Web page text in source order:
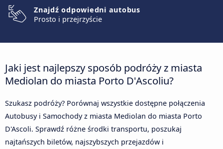
Znajdź odpowiedni autobus
Prosto i przejrzyście
Jaki jest najlepszy sposób podróży z miasta
Mediolan do miasta Porto D'Ascoliu?
Szukasz podróży? Porównaj wszystkie dostępne połączenia
Autobusy i Samochody z miasta Mediolan do miasta Porto
D'Ascoli. Sprawdź różne środki transportu, poszukaj
najtańszych biletów, najszybszych przejazdów i